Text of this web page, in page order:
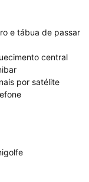
e tábua de passar
central
por satélite